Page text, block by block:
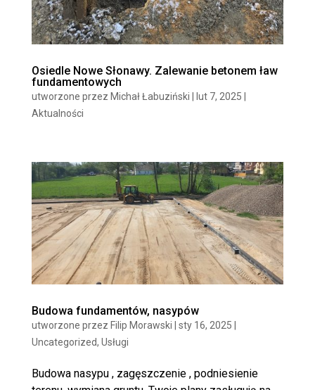
Osiedle Nowe Słonawy. Zalewanie betonem ław
fundamentowych
utworzone przez Michał Łabuziński lut 7, 2025
Aktualności
Budowa fundamentów, nasypów
utworzone przez Filip Morawski sty 16, 2025
Uncategorized, Usługi
Budowa nasypu , zagęszczenie , podniesienie